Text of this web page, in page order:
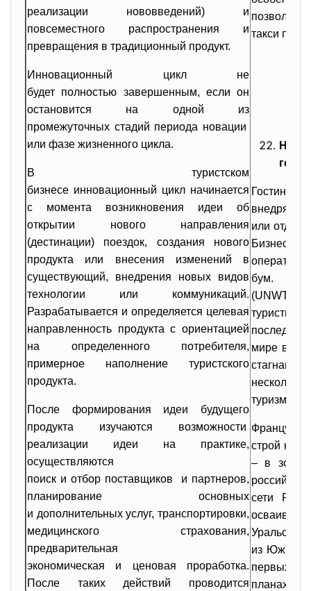
реализации нововведений) и
повсеместного распространения и
превращения в традиционный продукт.
Инновационный цикл не
будет полностью завершенным, если он
остановится на одной из
промежуточных стадий периода новации
или фазе жизненного цикла.
В туристском
бизнесе инновационный цикл начинается
с момента возникновения идеи об
открытии нового направления
(дестинации) поездок, создания нового
продукта или внесения изменений в
существующий, внедрения новых видов
технологии или коммуникаций.
Разрабатывается и определяется целевая
направленность продукта с ориентацией
на определенного потребителя,
примерное наполнение туристского
продукта.
После формирования идеи будущего
продукта изучаются возможности
реализации идеи на практике,
осуществляются
поиск и отбор поставщиков и партнеров,
планирование основных
и дополнительных услуг, транспортировки,
медицинского страхования,
предварительная
экономическая и ценовая проработка.
После таких действий проводится
такси
или
Бизнес-
бум.
(UNWTO)
последних
мире
туризм и
строй
– в зону
сети
из Южной
первых
планах